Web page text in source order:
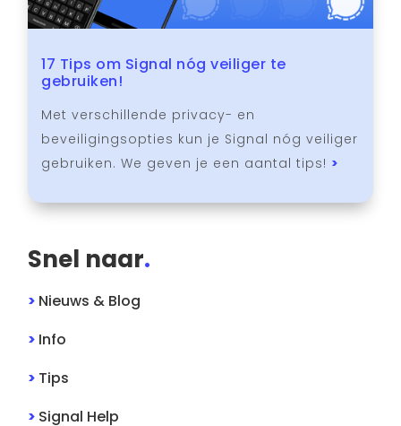
17 Tips om Signal nóg veiliger te
gebruiken!
Met verschillende privacy- en
beveiligingsopties kun je Signal nóg veiliger
gebruiken. We geven je een aantal tips! >
Snel naar.
> Nieuws & Blog
> Info
> Tips
> Signal Help